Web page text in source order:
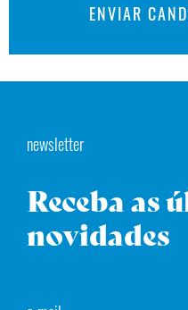
ENVIAR
newsletter
Receba as
novidades